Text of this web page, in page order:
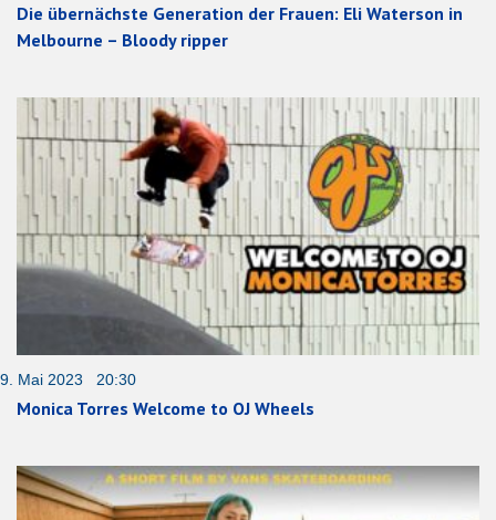
Die übernächste Generation der Frauen: Eli Waterson in
Melbourne – Bloody ripper
9. Mai 2023 20:30
Monica Torres Welcome to OJ Wheels